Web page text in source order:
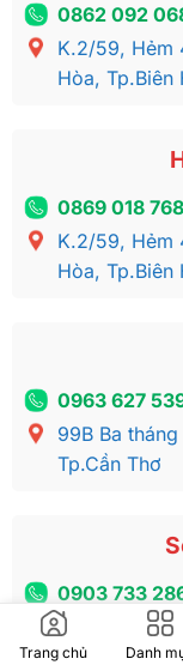
0862 092
K.2/59, Hẻm
Hòa, Tp.Biên
0869 018 768
K.2/59, Hẻm
Hòa, Tp.Biên
0963 627
99B Ba
Tp.Cần Thơ
0903 733
Xóm Rô,
Trang chủ Danh